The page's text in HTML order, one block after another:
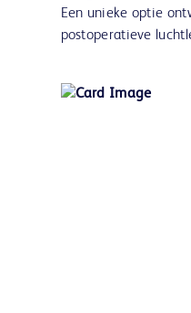
Een unieke optie
postoperatieve